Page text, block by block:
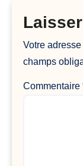
Votre
champs
Commentaire